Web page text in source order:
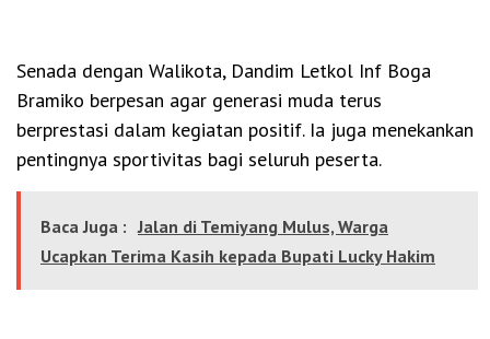
Senada dengan Walikota, Dandim Letkol Inf Boga
Bramiko berpesan agar generasi muda terus
berprestasi dalam kegiatan positif. Ia juga menekankan
pentingnya sportivitas bagi seluruh peserta.
Baca Juga : Jalan di Temiyang Mulus, Warga
Ucapkan Terima Kasih kepada Bupati Lucky Hakim